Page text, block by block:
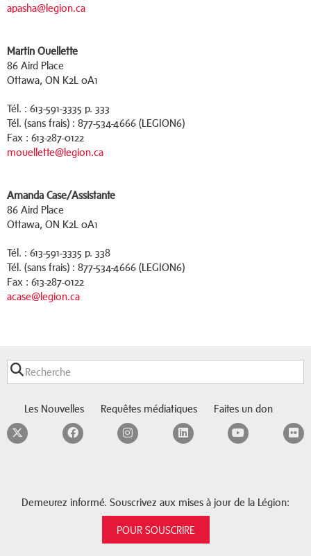
apasha@legion.ca
Martin Ouellette
86 Aird Place
Ottawa, ON K2L 0A1
Tél. : 613-591-3335 p. 333
Tél. (sans frais) : 877-534-4666 (LEGION6)
Fax : 613-287-0122
mouellette@legion.ca
Amanda Case/Assistante
86 Aird Place
Ottawa, ON K2L 0A1
Tél. : 613-591-3335 p. 338
Tél. (sans frais) : 877-534-4666 (LEGION6)
Fax : 613-287-0122
acase@legion.ca
Les Nouvelles Requêtes médiatiques Faites un don
TwitterFacebookInstagramLinkedInYouTube
Demeurez informé. Souscrivez aux mises à jour de la Légion:
POUR SOUSCRIRE